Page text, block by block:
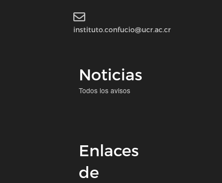
instituto.confucio@ucr.ac.cr
Noticias
Todos los avisos
Enlaces
de